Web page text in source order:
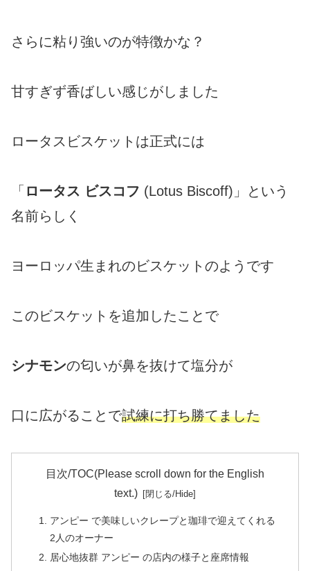
さらに粘り強いのが特徴かな？
甘すぎず香ばしい感じがしました
ロータスビスケットは正式には
「 ロータス ビスコフ (Lotus Biscoff)」という
名前らしく
ヨーロッパ生まれのビスケットのようです
このビスケットを追加したことで
シナモンの匂いが鼻を抜けて塩分が
口に広がることで試練に打ち勝てました
目次/TOC(Please scroll down for the English
text.)
アンピー で美味しいクレープと珈琲で迎えてくれる
2人のオーナー
居心地抜群 アンピー の店内の様子と座席情報